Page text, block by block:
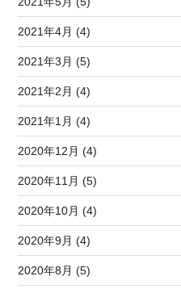
2021年4月 (4)
2021年3月 (5)
2021年2月 (4)
2021年1月 (4)
2020年12月 (4)
2020年11月 (5)
2020年10月 (4)
2020年9月 (4)
2020年8月 (5)